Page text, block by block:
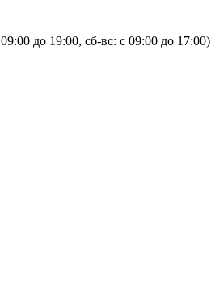
09:00 до 19:00, сб-вс: с 09:00 до 17:00)